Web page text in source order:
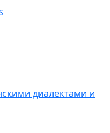
диалектами и